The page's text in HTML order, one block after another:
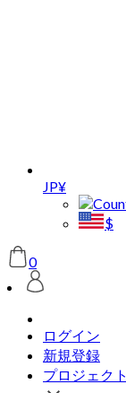
JP¥
$
0
ログイン
新規登録
プロジェクト